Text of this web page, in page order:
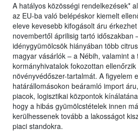
A hatályos közösségi rendelkezések*
az EU-ba való belépéskor kiemelt
eleve kevesebb kifogásolt áru
novembertől áprilisig tartó időszakban
idénygyümölcsök hiányában több
magyar vásárlók – a Nébih, valamint
kormányhivatalok fokozottan
növényvédőszer-tartalmát. A figyelem
határállomásokon beáramló import
piacok, logisztikai központok
hogy a hibás gyümölcstételek innen
kerülhessenek tovább a lakosságot
piaci standokra.